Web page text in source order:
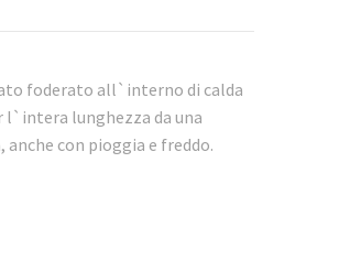
foderato all`interno di calda
l`intera lunghezza da una
con pioggia e freddo.